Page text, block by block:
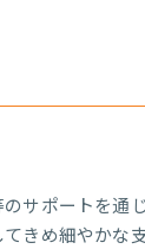
サポートを
きめ細やかな